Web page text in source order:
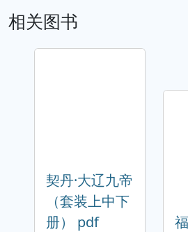
相关图书
契丹·大辽九帝
（套装上中下
册） pdf